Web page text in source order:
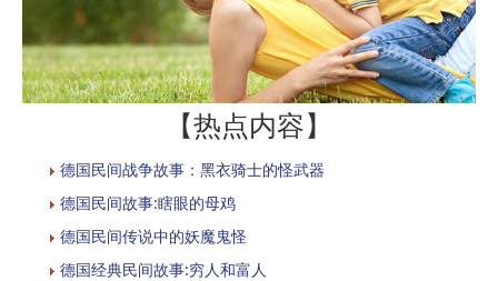
【热点内容】
德国民间战争故事：黑衣骑士的怪武器
德国民间故事:瞎眼的母鸡
德国民间传说中的妖魔鬼怪
德国经典民间故事:穷人和富人